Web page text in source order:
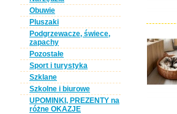
Obuwie
Pluszaki
Podgrzewacze, świece,
zapachy
Pozostałe
Sport i turystyka
Szklane
Szkolne i biurowe
UPOMINKI, PREZENTY na
różne OKAZJE